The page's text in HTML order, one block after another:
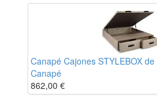
Canapé Cajones STYLEBOX de
Canapé
862,00 €